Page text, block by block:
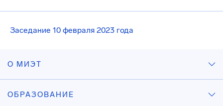
Заседание 10 февраля 2023 года
О МИЭТ
ОБРАЗОВАНИЕ